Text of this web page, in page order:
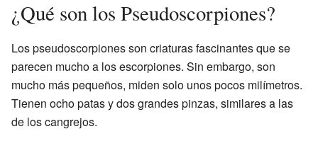
¿Qué son los Pseudoscorpiones?
Los pseudoscorpiones son criaturas fascinantes que se
parecen mucho a los escorpiones. Sin embargo, son
mucho más pequeños, miden solo unos pocos milímetros.
Tienen ocho patas y dos grandes pinzas, similares a las
de los cangrejos.